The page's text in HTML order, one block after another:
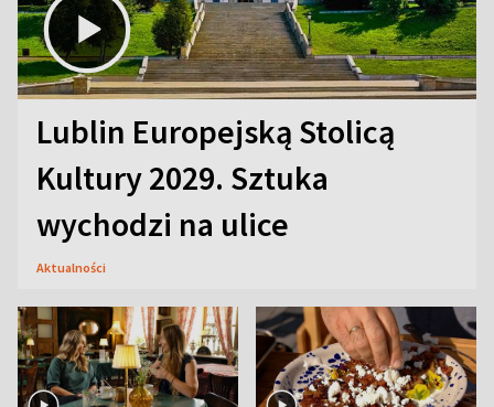
Lublin Europejską Stolicą
Kultury 2029. Sztuka
wychodzi na ulice
Aktualności